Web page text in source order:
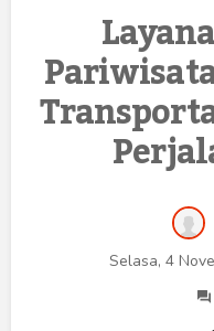
Konstitusi
Hankam
Internasional
HumanioraSelasa, 4